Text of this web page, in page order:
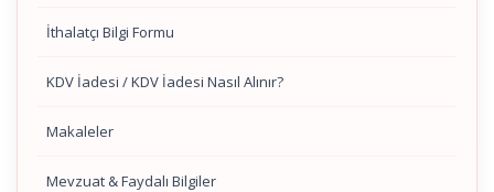
İthalatçı Bilgi Formu
KDV İadesi / KDV İadesi Nasıl Alınır?
Makaleler
Mevzuat & Faydalı Bilgiler